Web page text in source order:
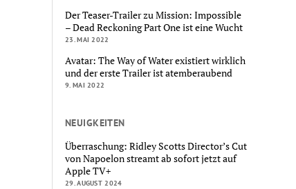
Der Teaser-Trailer zu Mission: Impossible
– Dead Reckoning Part One ist eine Wucht
23. MAI 2022
Avatar: The Way of Water existiert wirklich
und der erste Trailer ist atemberaubend
9. MAI 2022
NEUIGKEITEN
Überraschung: Ridley Scotts Director’s Cut
von Napoelon streamt ab sofort jetzt auf
Apple TV+
29. AUGUST 2024